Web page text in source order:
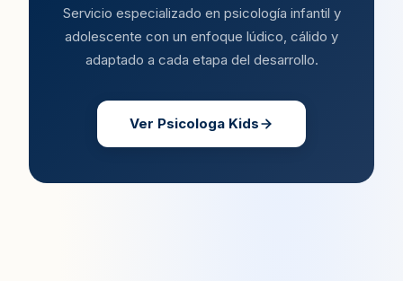
Servicio especializado en psicología infantil y
adolescente con un enfoque lúdico, cálido y
adaptado a cada etapa del desarrollo.
Ver Psicologa Kids